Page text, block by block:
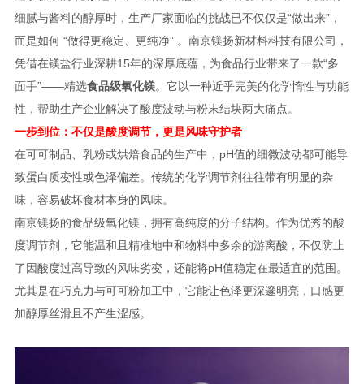
细腻与酱料的醇厚时，生产厂家面临的挑战已不仅仅是“做出来”，
而是如何 “做得更稳定、更纯净” 。南京镁扬新材料科技有限公司，
凭借在镁盐行业深耕15年的深厚底蕴，为食品行业带来了一款“多
面手”——精选食品级氧化镁。它以一种近乎完美的化学惰性与功能
性，帮助生产企业解决了酸度波动与粉末结块两大痛点。
一步到位：不仅是酸度调节，更是风味守护者
在可可制品、乳粉或烘焙食品的生产中，pH值的细微波动都可能导
致蛋白质变性或色泽偏差。传统的化学调节剂往往带有明显的杂
味，容易破坏食材本身的风味。
南京镁扬的食品级氧化镁，拥有高纯度的分子结构。作为优秀的酸
度调节剂，它能温和且精准地中和物料中多余的游离酸，不仅防止
了因酸度过高导致的风味劣变，还能将pH值稳定在最适宜的范围。
尤其是在巧克力与可可粉加工中，它能让色泽更深邃明亮，口感更
加醇厚丝滑且不产生涩感。